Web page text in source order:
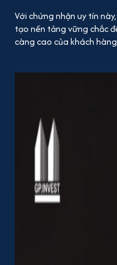
Với chứng nhận uy tín
tạo nền tảng vững chắc
càng cao của khách